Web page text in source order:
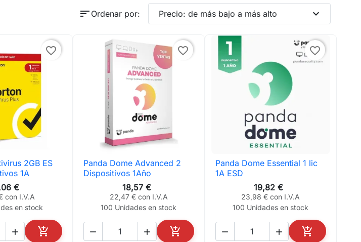
sort Ordenar por: Precio: de más bajo a más alto expand_more
favorite_border
rápida
2GB ES
1A
€
con I.V.A
en stock
 
favorite_border
 Vista rápida
Panda Dome Advanced 2
Dispositivos 1Año
18,57 €
22,47 € con I.V.A
100 Unidades en stock
  
favorite_border
 Vista rápida
Panda Dome Essential 1 lic
1A ESD
19,82 €
23,98 € con I.V.A
100 Unidades en stock
  